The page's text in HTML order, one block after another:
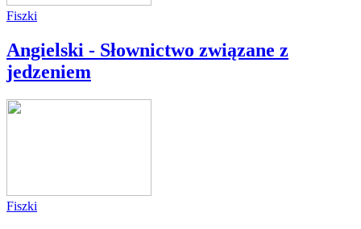
Fiszki
Angielski - Słownictwo związane z
jedzeniem
Fiszki